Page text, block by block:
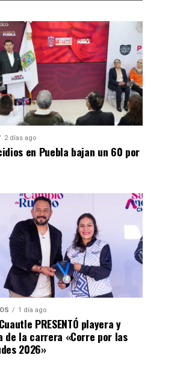
2 días ago
en Puebla bajan un 60 por
1 día ago
PRESENTÓ playera y
de la carrera «Corre por las
2026»